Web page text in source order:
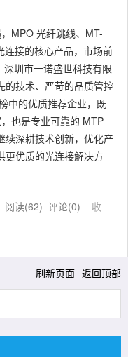
MPO 光纤跳线、MT-
连接的核心产品，市场前
圳市一诺盛世科技有限
的技术、严苛的品质管控
中的优质推荐企业，既
也是专业可靠的 MTP
续深耕技术创新，优化产
更优质的光连接解决方
阅读(62) 评论(0) 收
刷新页面 返回顶部